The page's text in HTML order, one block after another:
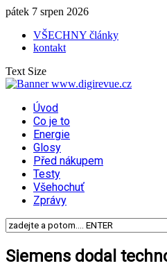
pátek 7 srpen 2026
VŠECHNY články
kontakt
Text Size
Úvod
Co je to
Energie
Glosy
Před nákupem
Testy
Všehochuť
Zprávy
Siemens dodal